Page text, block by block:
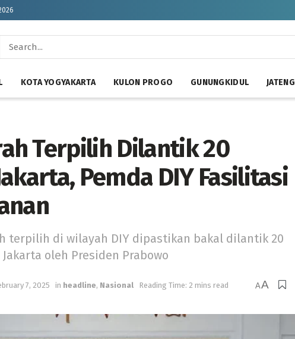
KOTA YOGYAKARTA KULON PROGO GUNUNGKIDUL JATENG
Terpilih Dilantik 20
Pemda DIY Fasilitasi
terpilih di wilayah DIY dipastikan bakal dilantik 20
oleh Presiden Prabowo
7, 2025 in headline, Nasional Reading Time: 2 mins read AA